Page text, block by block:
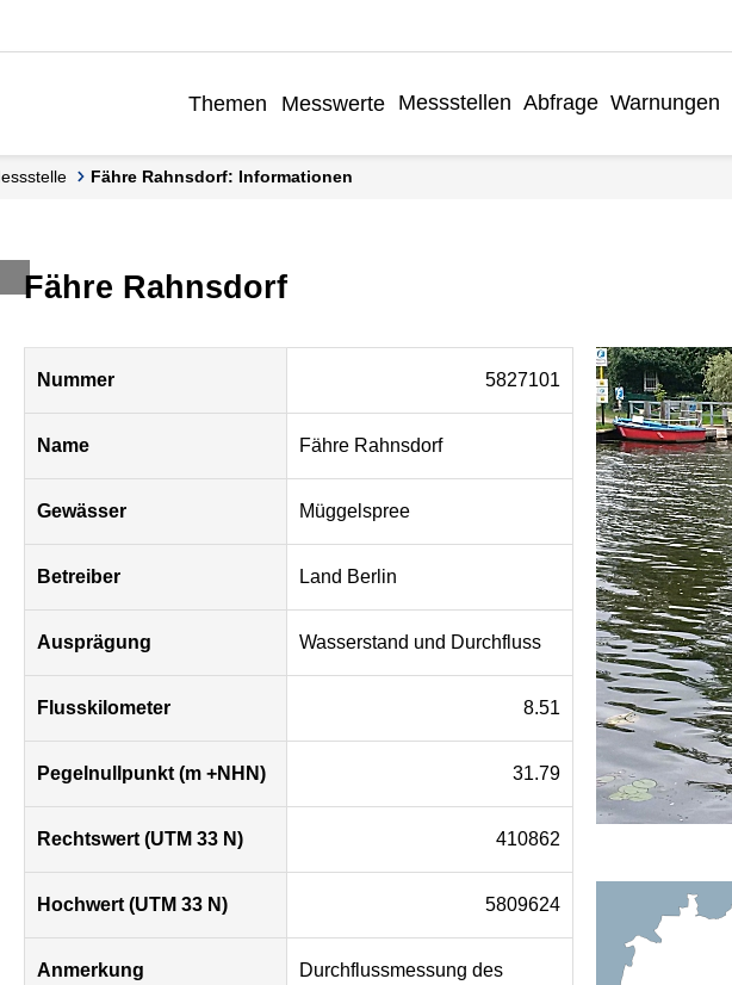
Themen Messwerte Messstellen Abfrage Warnungen
Messstelle Fähre Rahnsdorf: Informationen
Fähre Rahnsdorf
Berlin
Nummer 5827101
Name Fähre Rahnsdorf
Gewässer Müggelspree
Betreiber Land Berlin
Ausprägung Wasserstand und Durchfluss
Flusskilometer 8.51
Pegelnullpunkt (m +NHN) 31.79
Rechtswert (UTM 33 N) 410862
Hochwert (UTM 33 N) 5809624
Anmerkung
Durchflussmessung des